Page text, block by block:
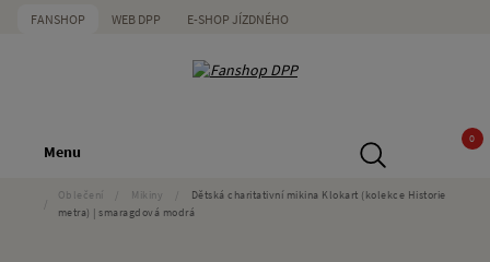
FANSHOP WEB DPP E-SHOP JÍZDNÉHO
Menu
0
Oblečení Mikiny
Dětská charitativní mikina Klokart (kolekce Historie
metra) | smaragdová modrá